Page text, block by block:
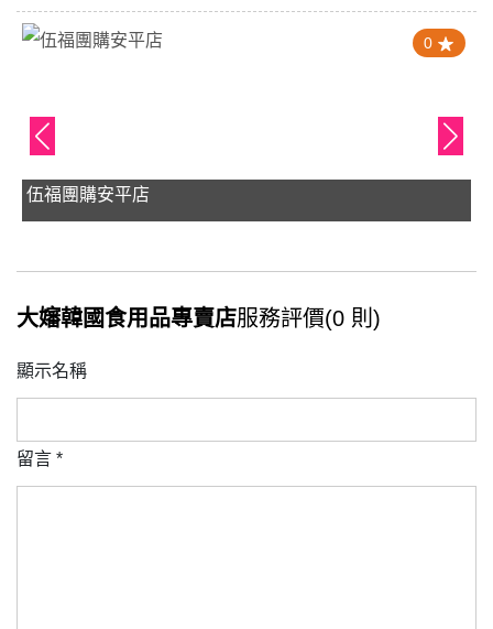
0
伍福團購安平店
大嬸韓國食用品專賣店服務評價(0 則)
顯示名稱
留言 *